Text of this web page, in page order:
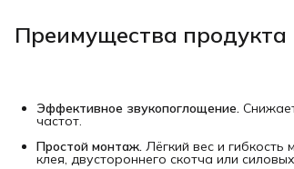
Преимущества продукта
Эффективное звукопоглощение.
частот.
Простой монтаж. Лёгкий вес и
клея, двустороннего скотча или